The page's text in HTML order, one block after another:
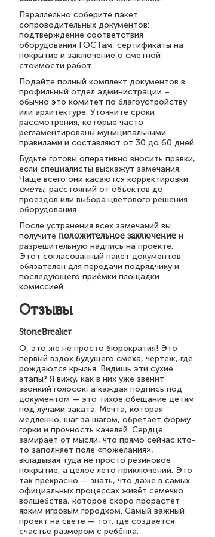
Параллельно соберите пакет
сопроводительных документов:
подтверждение соответствия
оборудования ГОСТам, сертификаты на
покрытие и заключение о сметной
стоимости работ.
Подайте полный комплект документов в
профильный отдел администрации –
обычно это комитет по благоустройству
или архитектуре. Уточните сроки
рассмотрения, которые часто
регламентированы муниципальными
правилами и составляют от 30 до 60 дней.
Будьте готовы оперативно вносить правки,
если специалисты выскажут замечания.
Чаще всего они касаются корректировки
сметы, расстояний от объектов до
проездов или выбора цветового решения
оборудования.
После устранения всех замечаний вы
получите положительное заключение и
разрешительную надпись на проекте.
Этот согласованный пакет документов
обязателен для передачи подрядчику и
последующего приёмки площадки
комиссией.
Отзывы
StoneBreaker
О, это же не просто бюрократия! Это
первый вздох будущего смеха, чертеж, где
рождаются крылья. Видишь эти сухие
этапы? Я вижу, как в них уже звенит
звонкий голосок, а каждая подпись под
документом — это тихое обещание детям
под лучами заката. Мечта, которая
медленно, шаг за шагом, обретает форму
горки и прочность качелей. Сердце
замирает от мысли, что прямо сейчас кто-
то заполняет поле «пожелания»,
вкладывая туда не просто резиновое
покрытие, а целое лето приключений. Это
так прекрасно — знать, что даже в самых
официальных процессах живёт семечко
волшебства, которое скоро прорастёт
ярким игровым городком. Самый важный
проект на свете — тот, где создаётся
счастье размером с ребёнка.